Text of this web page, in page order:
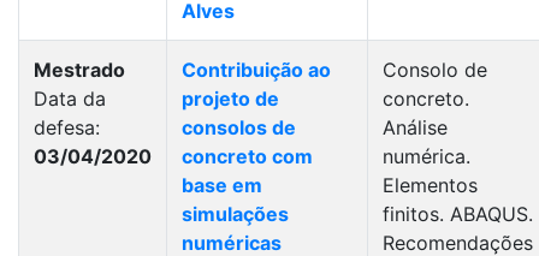
Alves
Mestrado
Data da
defesa:
03/04/2020
Contribuição ao
projeto de
consolos de
concreto com
base em
simulações
numéricas
Consolo de
concreto.
Análise
numérica.
Elementos
finitos. ABAQUS.
Recomendações